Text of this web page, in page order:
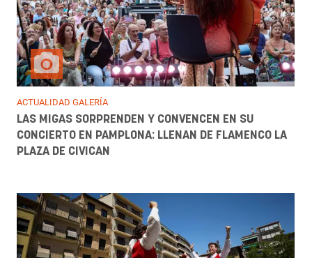
ACTUALIDAD GALERÍA
LAS MIGAS SORPRENDEN Y CONVENCEN EN SU
CONCIERTO EN PAMPLONA: LLENAN DE FLAMENCO LA
PLAZA DE CIVICAN